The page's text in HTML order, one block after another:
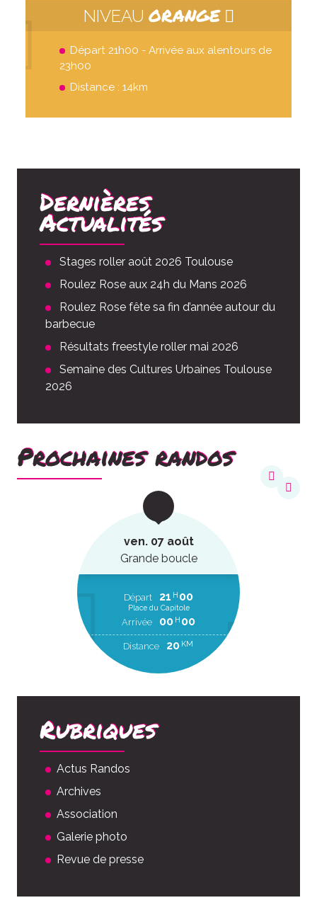
NIVEAU ORANGE
Départ 21h00 - Arrivée aux alentours de
23h00
Distance : 14km
Dernières
Actualités
Stages roller août 2026 Toulouse
Roulez Rose aux 24h du Mans 2026
Roulez Rose fête sa fin d’année autour du
barbecue
Résultats freestyle roller mai 2026
Semaine des Cultures Urbaines Toulouse
2026
Prochaines randos
ven. 07 août
Grande boucle
Départ 21 H 00
Place du Capitole
Arrivée 00 H 00
Distance 20 KM
Rubriques
Actus Randos
Archives
Association
Galerie photo
Revue de presse